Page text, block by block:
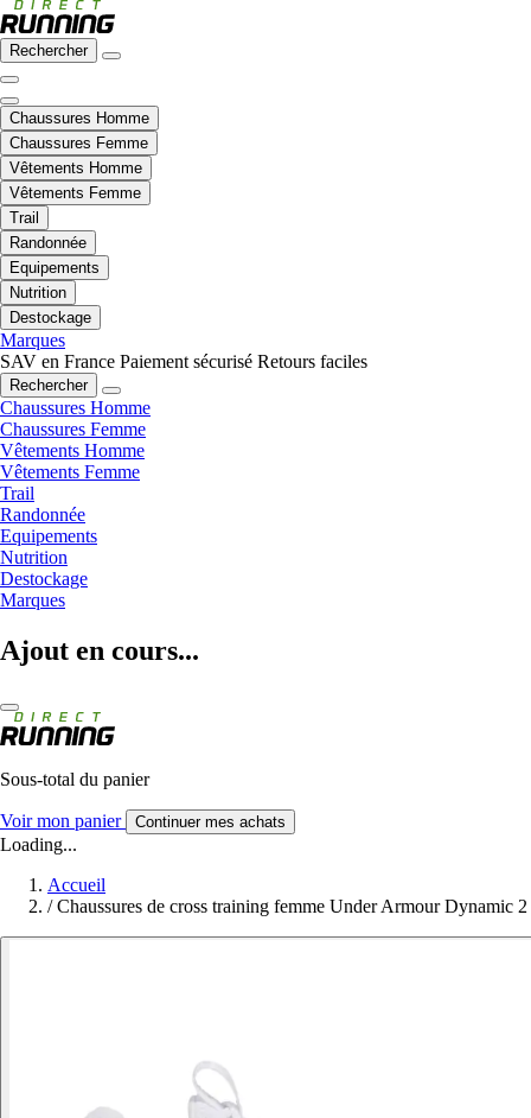
Rechercher
Chaussures Homme
Chaussures Femme
Vêtements Homme
Vêtements Femme
Trail
Randonnée
Equipements
Nutrition
Destockage
Marques
SAV en France Paiement sécurisé Retours faciles
Rechercher
Chaussures Homme
Chaussures Femme
Vêtements Homme
Vêtements Femme
Trail
Randonnée
Equipements
Nutrition
Destockage
Marques
Ajout en cours...
Sous-total du panier
Voir mon panier Continuer mes achats
Loading...
Accueil
/ Chaussures de cross training femme Under Armour Dynamic 2